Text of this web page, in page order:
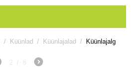
/ Küünlad / Küünlajalad /
Küünlajalg
2
/ 8